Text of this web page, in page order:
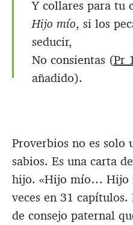
Y collares para tu
Hijo mío, si los
seducir,
No consientas (Pr
añadido).
Proverbios no es solo
sabios. Es una carta
hijo. «Hijo mío…
veces en 31
de consejo paternal